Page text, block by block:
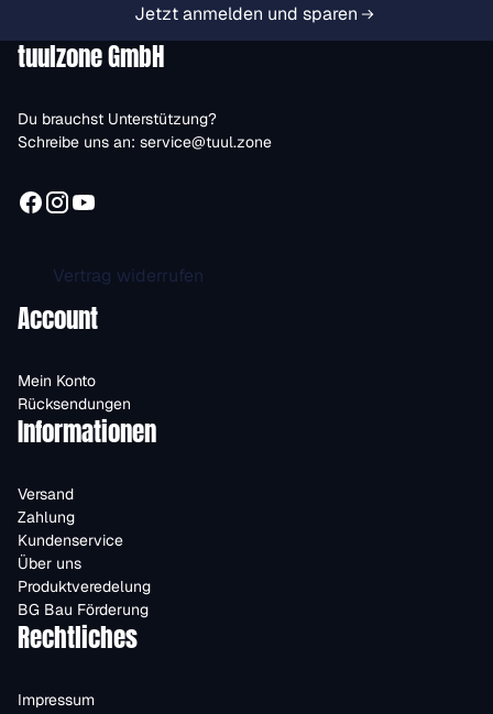
Jetzt anmelden und sparen
tuulzone GmbH
Du brauchst Unterstützung?
Schreibe uns an: service@tuul.zone
Vertrag widerrufen
Account
Mein Konto
Rücksendungen
Informationen
Versand
Zahlung
Kundenservice
Über uns
Produktveredelung
BG Bau Förderung
Rechtliches
Impressum